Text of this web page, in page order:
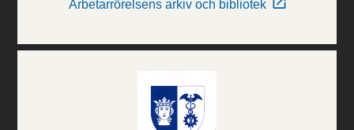
Arbetarrörelsens arkiv och bibliotek